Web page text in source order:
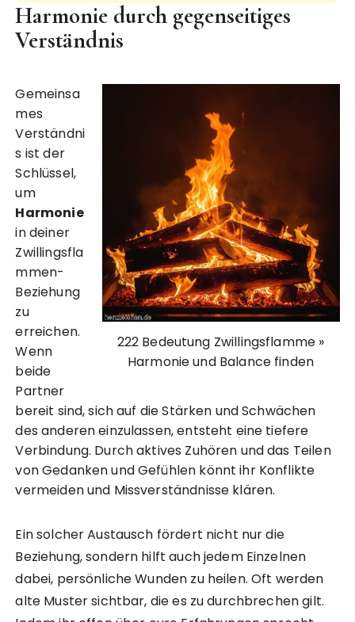
Harmonie durch gegenseitiges
Verständnis
222 Bedeutung Zwillingsflamme »
Harmonie und Balance finden
Gemeinsa
mes
Verständni
s ist der
Schlüssel,
um
Harmonie
in deiner
Zwillingsfla
mmen-
Beziehung
zu
erreichen.
Wenn
beide
Partner
bereit sind, sich auf die Stärken und Schwächen
des anderen einzulassen, entsteht eine tiefere
Verbindung. Durch aktives Zuhören und das Teilen
von Gedanken und Gefühlen könnt ihr Konflikte
vermeiden und Missverständnisse klären.
Ein solcher Austausch fördert nicht nur die
Beziehung, sondern hilft auch jedem Einzelnen
dabei, persönliche Wunden zu heilen. Oft werden
alte Muster sichtbar, die es zu durchbrechen gilt.